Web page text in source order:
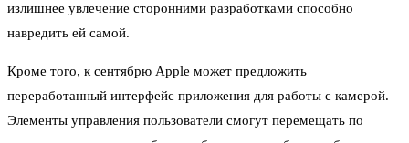
излишнее увлечение сторонними разработками способно
навредить ей самой.
Кроме того, к сентябрю Apple может предложить
переработанный интерфейс приложения для работы с камерой.
Элементы управления пользователи смогут перемещать по